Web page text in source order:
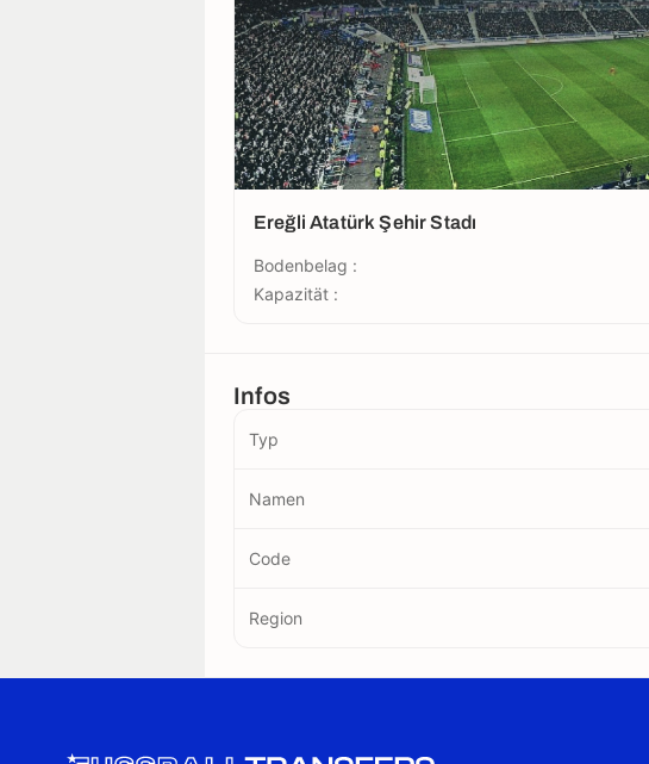
Ereğli Atatürk Şehir Stadı
Bodenbelag :
Kapazität :
Infos
Typ
Namen
Code
Region